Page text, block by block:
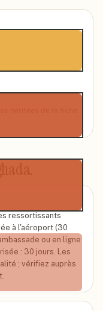
ressortissants
à l'aéroport (30
ou en ligne
: 30 jours. Les
; vérifiez auprès